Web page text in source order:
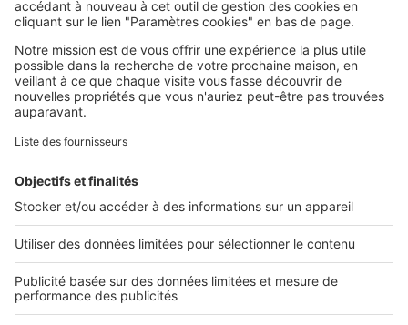
SeLoger c'est aussi
Retrouvez-nous sur ...
L'ENTREPRISE
Qui sommes-nous ?
Nous contacter
Nous recrutons